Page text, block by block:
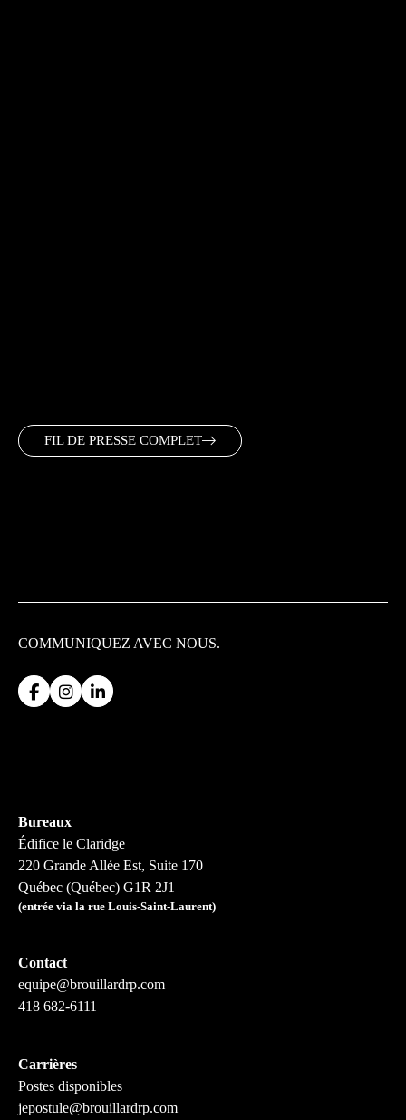
FIL DE PRESSE COMPLET
COMMUNIQUEZ AVEC NOUS.
Bureaux
Édifice le Claridge
220 Grande Allée Est, Suite 170
Québec (Québec) G1R 2J1
(entrée via la rue Louis-Saint-Laurent)
Contact
equipe@brouillardrp.com
418 682-6111
Carrières
Postes disponibles
jepostule@brouillardrp.com